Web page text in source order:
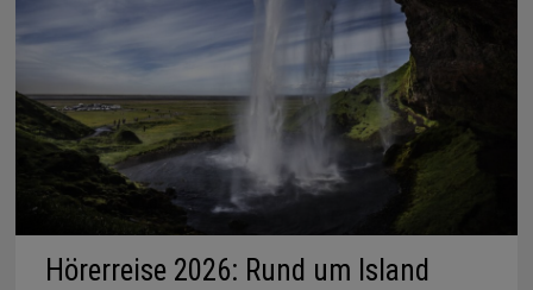
Hörerreise 2026: Rund um Island